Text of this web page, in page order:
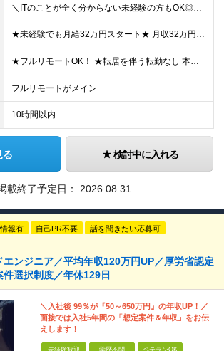
＼ITのことが全く分からない未経験の方もOK◎／≪ポテンシャル採用実施中≫ ★未経験OK！フリータからの正社員デビューもOK！ ★学歴不問 ≪こんな方にピッタリです！≫ ◎未経験から本気でエンジニア
★未経験でも月給32万円スタート★ 月収32万円～35万円＋各種手当（資格手当だけで毎月15万の上乗せ実績あり！） ★資格手当豊富！1資格につき最大3万円支給 ★功績手当の導入で、毎月のお給与に上乗
★フルリモートOK！ ★転居を伴う転勤なし 本社またはプロジェクト先にて勤務いただきます！ ※プロジェクト先は一都三県及び23区内がメイン 【本社】 東京都新宿区神楽坂1-2 研究社英語センタービ
フルリモートがメイン
10時間以内
る 検討中に入れる
載終了予定日： 2026.08.31
報有 自己PR不要 話を聞きたい応募可
ンジニア／平均年収120万円UP／厚労省認定
件選択制度／年休129日
＼入社後 99％が『50～650万円』の年収UP！／
面接では入社5年間の「想定案件＆年収」をお伝
えします！
未経験歓迎 学歴不問 ベテランOK